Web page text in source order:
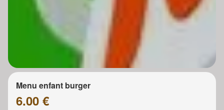
Menu enfant burger
6.00 €